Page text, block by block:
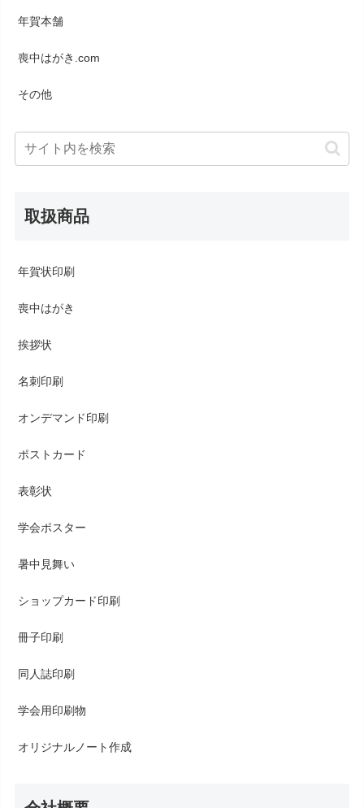
年賀本舗
喪中はがき.com
その他
取扱商品
年賀状印刷
喪中はがき
挨拶状
名刺印刷
オンデマンド印刷
ポストカード
表彰状
学会ポスター
暑中見舞い
ショップカード印刷
冊子印刷
同人誌印刷
学会用印刷物
オリジナルノート作成